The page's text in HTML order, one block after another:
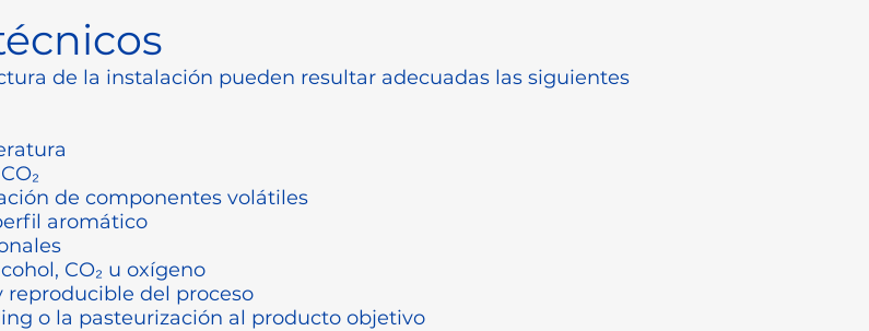
de la instalación pueden resultar adecuadas las siguientes
de componentes volátiles
aromático
CO₂ u oxígeno
del proceso
o la pasteurización al producto objetivo